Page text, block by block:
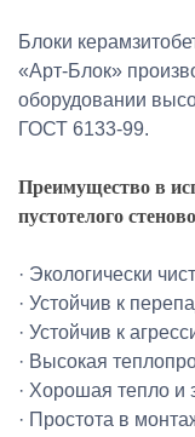
Блоки
«Арт-Блок»
оборудовании
ГОСТ 6133-99.
Преимущество в
пустотелого
· Экологически
· Устойчив к
· Устойчив к
· Высокая
· Хорошая тепло и
· Простота в